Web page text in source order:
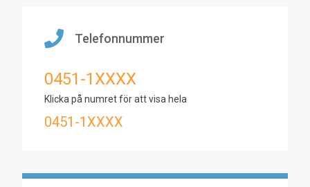
Telefonnummer
0451-1XXXX
Klicka på numret för att visa hela
0451-1XXXX